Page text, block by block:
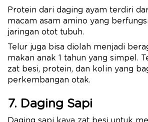
Protein dari daging ayam terdiri
macam asam amino yang
jaringan otot tubuh.
Telur juga bisa diolah menjadi
makan anak 1 tahun yang simpel.
zat besi, protein, dan kolin yang
perkembangan otak.
7. Daging Sapi